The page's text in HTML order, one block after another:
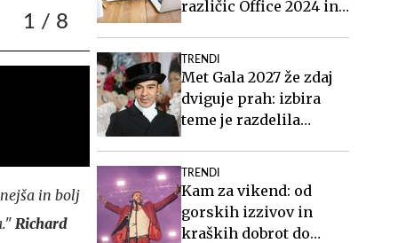
1 / 8
in bolj
Richard
različic Office 2024 in
TRENDI
Met Gala 2027 že zdaj
dviguje prah: izbira
teme je razdelila
TRENDI
Kam za vikend: od
gorskih izzivov in
kraških dobrot do